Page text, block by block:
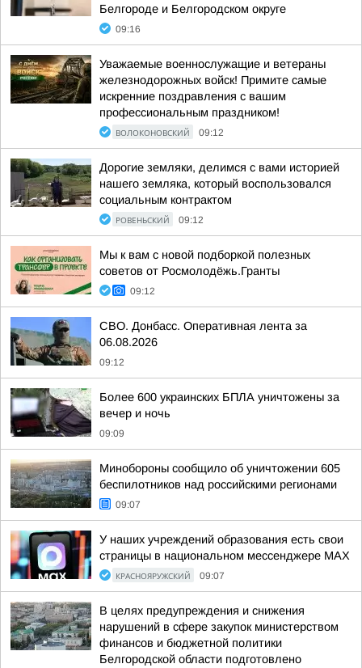
Белгороде и Белгородском округе
09:16
Уважаемые военнослужащие и ветераны
железнодорожных войск! Примите самые
искренние поздравления с вашим
профессиональным праздником!
ВОЛОКОНОВСКИЙ 09:12
Дорогие земляки, делимся с вами историей
нашего земляка, который воспользовался
социальным контрактом
РОВЕНЬСКИЙ 09:12
Мы к вам с новой подборкой полезных
советов от Росмолодёжь.Гранты
09:12
СВО. Донбасс. Оперативная лента за
06.08.2026
09:12
Более 600 украинских БПЛА уничтожены за
вечер и ночь
09:09
Минобороны сообщило об уничтожении 605
беспилотников над российскими регионами
09:07
У наших учреждений образования есть свои
страницы в национальном мессенджере МАХ
КРАСНОЯРУЖСКИЙ 09:07
В целях предупреждения и снижения
нарушений в сфере закупок министерством
финансов и бюджетной политики
Белгородской области подготовлено